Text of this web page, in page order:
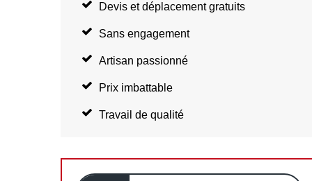
Devis et déplacement gratuits
Sans engagement
Artisan passionné
Prix imbattable
Travail de qualité